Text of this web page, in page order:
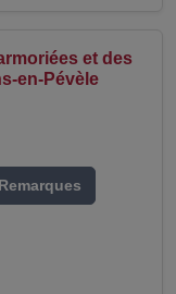
et des
en-Pévèle